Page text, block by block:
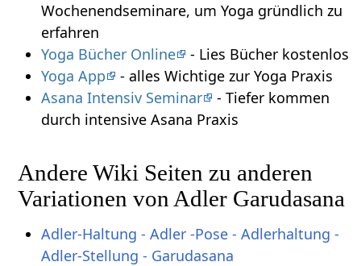
Wochenendseminare, um Yoga gründlich zu
erfahren
Yoga Bücher Online
- Lies Bücher kostenlos
Yoga App
- alles Wichtige zur Yoga Praxis
Asana Intensiv Seminar
- Tiefer kommen
durch intensive Asana Praxis
Andere Wiki Seiten zu anderen
Variationen von Adler Garudasana
Adler-Haltung - Adler -Pose - Adlerhaltung -
Adler-Stellung - Garudasana